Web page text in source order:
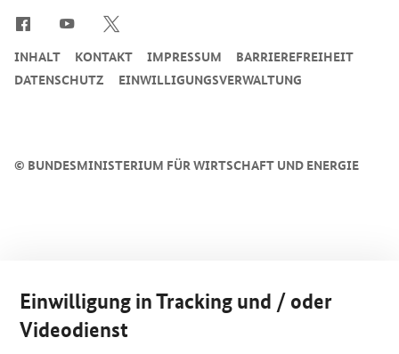
© BUNDESMINISTERIUM FÜR WIRTSCHAFT UND ENERGIE
INHALT KONTAKT IMPRESSUM
BARRIEREFREIHEIT
DATENSCHUTZ
EINWILLIGUNGSVERWALTUNG
Einwilligung in Tracking und / oder
Videodienst